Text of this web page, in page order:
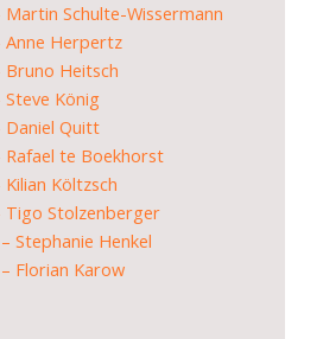
Martin Schulte-Wissermann
Anne Herpertz
Bruno Heitsch
Steve König
Daniel Quitt
Rafael te Boekhorst
Költzsch
Tigo Stolzenberger
Stephanie Henkel
Florian Karow